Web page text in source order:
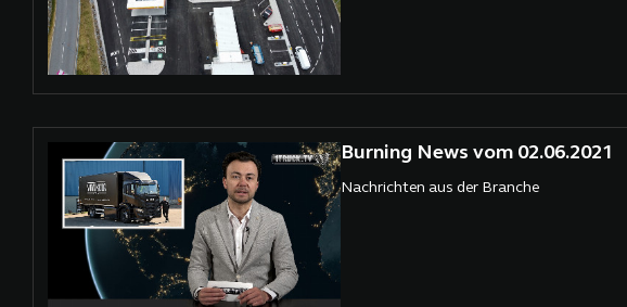
Burning News vom 02.06.2021
Nachrichten aus der Branche